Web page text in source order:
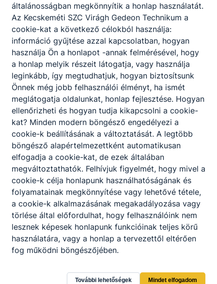
általánosságban megkönnyítik a honlap használatát.
Az Kecskeméti SZC Virágh Gedeon Technikum a
cookie-kat a következő célokból használja:
információ gyűjtése azzal kapcsolatban, hogyan
használja Ön a honlapot -annak felmérésével, hogy
a honlap melyik részeit látogatja, vagy használja
leginkább, így megtudhatjuk, hogyan biztosítsunk
Önnek még jobb felhasználói élményt, ha ismét
meglátogatja oldalunkat, honlap fejlesztése. Hogyan
ellenőrizheti és hogyan tudja kikapcsolni a cookie-
kat? Minden modern böngésző engedélyezi a
cookie-k beállításának a változtatását. A legtöbb
böngésző alapértelmezettként automatikusan
elfogadja a cookie-kat, de ezek általában
megváltoztathatók. Felhívjuk figyelmét, hogy mivel a
cookie-k célja honlapunk használhatóságának és
folyamatainak megkönnyítése vagy lehetővé tétele,
a cookie-k alkalmazásának megakadályozása vagy
törlése által előfordulhat, hogy felhasználóink nem
lesznek képesek honlapunk funkcióinak teljes körű
használatára, vagy a honlap a tervezettől eltérően
fog működni böngészőjében.
További lehetőségek Mindet elfogadom